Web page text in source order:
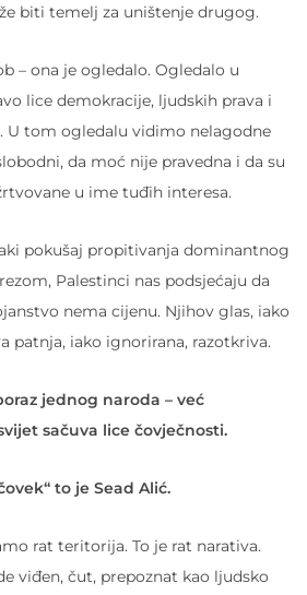
biti temelj za uništenje drugog.
– ona je ogledalo. Ogledalo u
lice demokracije, ljudskih prava i
U tom ogledalu vidimo nelagodne
da moć nije pravedna i da su
u ime tuđih interesa.
pokušaj propitivanja dominantnog
Palestinci nas podsjećaju da
nema cijenu. Njihov glas, iako
patnja, iako ignorirana, razotkriva.
jednog naroda – već
sačuva lice čovječnosti.
to je Sead Alić.
rat teritorija. To je rat narativa.
viđen, čut, prepoznat kao ljudsko